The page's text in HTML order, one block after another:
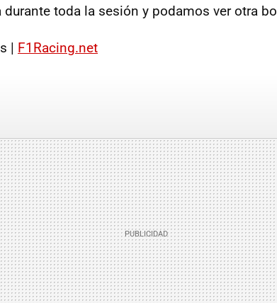
durante toda la sesión y podamos ver otra
| F1Racing.net